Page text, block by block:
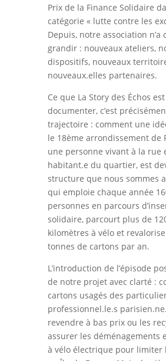
Prix de la Finance Solidaire
catégorie « lutte contre les
Depuis, notre association n’a
grandir : nouveaux ateliers,
dispositifs, nouveaux
nouveaux.elles partenaires.
Ce que La Story des Échos
documenter, c’est
trajectoire : comment une
le 18ème arrondissement de
une personne vivant à la rue
habitant.e du quartier, est
structure que nous sommes
qui emploie chaque année
personnes en parcours
solidaire, parcourt plus de
kilomètres à vélo et
tonnes de cartons par an.
L’introduction de l’épisode
de notre projet avec clarté :
cartons usagés des
professionnel.le.s
revendre à bas prix ou les
assurer les déménagements
à vélo électrique pour limiter